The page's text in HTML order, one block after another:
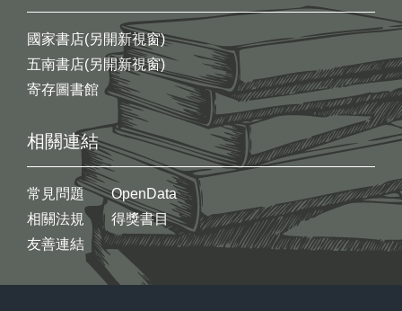
國家書店(另開新視窗)
五南書店(另開新視窗)
寄存圖書館
相關連結
常見問題
相關法規
友善連結
OpenData
得獎書目